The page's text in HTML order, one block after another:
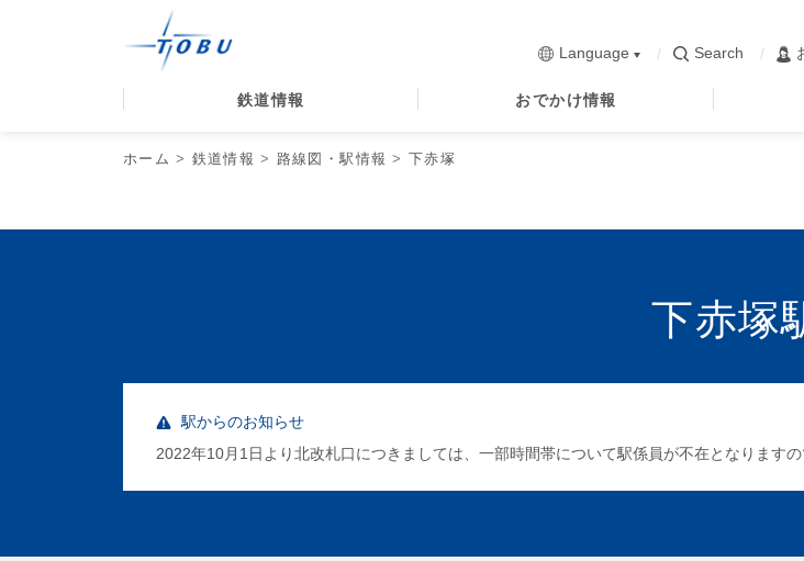
鉄道情報 おでかけ情報
Language Search
ホーム 鉄道情報 路線図・駅情報 下赤塚
下赤塚
駅からのお知らせ
2022年10月1日より北改札口につきましては、一部時間帯について駅係員が不在となります